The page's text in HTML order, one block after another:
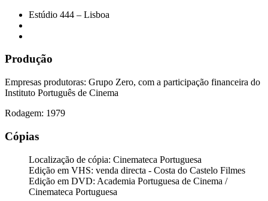
Estúdio 444 – Lisboa
Produção
Empresas produtoras: Grupo Zero, com a participação financeira do
Instituto Português de Cinema
Rodagem: 1979
Cópias
Localização de cópia: Cinemateca Portuguesa
Edição em VHS: venda directa - Costa do Castelo Filmes
Edição em DVD: Academia Portuguesa de Cinema /
Cinemateca Portuguesa